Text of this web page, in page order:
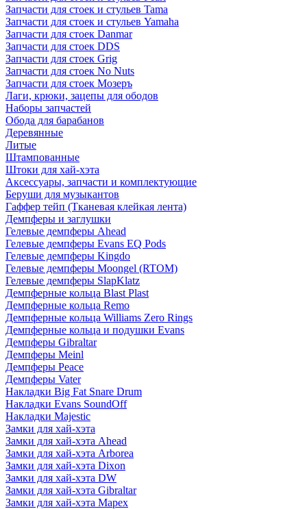
Запчасти для стоек и стульев Tama
Запчасти для стоек и стульев Yamaha
Запчасти для стоек Danmar
Запчасти для стоек DDS
Запчасти для стоек Grig
Запчасти для стоек No Nuts
Запчасти для стоек Мозеръ
Лаги, крюки, зацепы для ободов
Наборы запчастей
Обода для барабанов
Деревянные
Литые
Штампованные
Штоки для хай-хэта
Аксессуары, запчасти и комплектующие
Беруши для музыкантов
Гаффер тейп (Тканевая клейкая лента)
Демпферы и заглушки
Гелевые демпферы Ahead
Гелевые демпферы Evans EQ Pods
Гелевые демпферы Kingdo
Гелевые демпферы Moongel (RTOM)
Гелевые демпферы SlapKlatz
Демпферные кольца Blast Plast
Демпферные кольца Remo
Демпферные кольца Williams Zero Rings
Демпферные кольца и подушки Evans
Демпферы Gibraltar
Демпферы Meinl
Демпферы Peace
Демпферы Vater
Накладки Big Fat Snare Drum
Накладки Evans SoundOff
Накладки Majestic
Замки для хай-хэта
Замки для хай-хэта Ahead
Замки для хай-хэта Arborea
Замки для хай-хэта Dixon
Замки для хай-хэта DW
Замки для хай-хэта Gibraltar
Замки для хай-хэта Mapex